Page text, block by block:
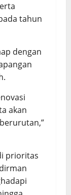
tahun
dengan
akan
prioritas